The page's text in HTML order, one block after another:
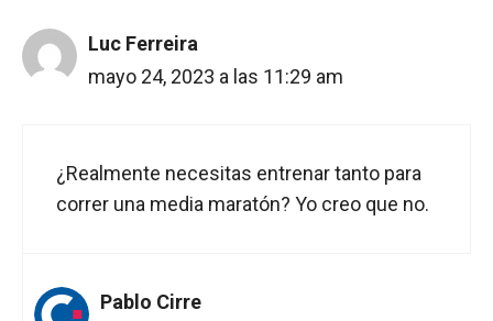
Luc Ferreira
mayo 24, 2023 a las 11:29 am
¿Realmente necesitas entrenar tanto para
correr una media maratón? Yo creo que no.
Pablo Cirre